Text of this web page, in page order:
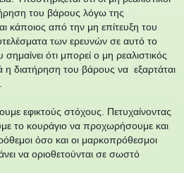
του βάρους λόγω της
κάποιος από την μη επίτευξη του
των ερευνών σε αυτό το
σημαίνει ότι μπορεί ο μη ρεαλιστικός
η διατήρηση του βάρους να εξαρτάται
εφικτούς στόχους. Πετυχαίνοντας
το κουράγιο να προχωρήσουμε και
όσο και οι μαρκοπρόθεσμοι
να οριοθετούνται σε σωστό